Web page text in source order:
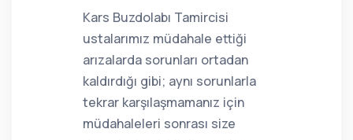
Kars Buzdolabı Tamircisi
ustalarımız müdahale ettiği
arızalarda sorunları ortadan
kaldırdığı gibi; aynı sorunlarla
tekrar karşılaşmamanız için
müdahaleleri sonrası size